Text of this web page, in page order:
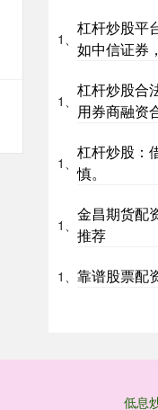
1、
杠杆炒股平
如中信证券
1、
杠杆炒股合
用券商融资
1、
杠杆炒股：
慎。
1、
金昌期货配
推荐
1、 靠谱股票配
低息